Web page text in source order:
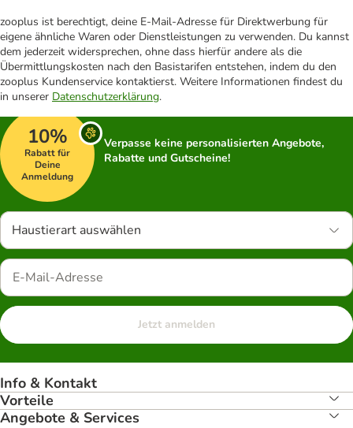
zooplus ist berechtigt, deine E-Mail-Adresse für Direktwerbung für
eigene ähnliche Waren oder Dienstleistungen zu verwenden. Du kannst
dem jederzeit widersprechen, ohne dass hierfür andere als die
Übermittlungskosten nach den Basistarifen entstehen, indem du den
zooplus Kundenservice kontaktierst. Weitere Informationen findest du
in unserer Datenschutzerklärung.
10%
Rabatt für
Deine
Anmeldung
Verpasse keine personalisierten Angebote,
Rabatte und Gutscheine!
Haustierart auswählen
Jetzt anmelden
Info & Kontakt
Vorteile
Angebote & Services